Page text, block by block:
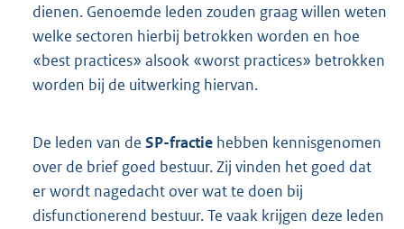
dienen. Genoemde leden zouden graag willen weten
welke sectoren hierbij betrokken worden en hoe
«best practices» alsook «worst practices» betrokken
worden bij de uitwerking hiervan.
De leden van de SP-fractie hebben kennisgenomen
over de brief goed bestuur. Zij vinden het goed dat
er wordt nagedacht over wat te doen bij
disfunctionerend bestuur. Te vaak krijgen deze leden